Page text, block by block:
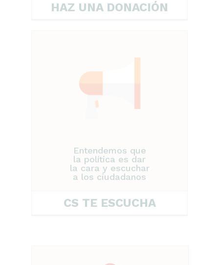
HAZ UNA DONACIÓN
Entendemos que
la política es dar
la cara y escuchar
a los ciudadanos
CS TE ESCUCHA